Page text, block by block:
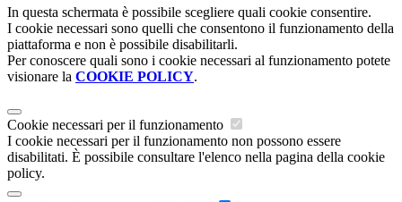
In questa schermata è possibile scegliere quali cookie consentire.
I cookie necessari sono quelli che consentono il funzionamento della
piattaforma e non è possibile disabilitarli.
Per conoscere quali sono i cookie necessari al funzionamento potete
visionare la COOKIE POLICY.
Cookie necessari per il funzionamento
I cookie necessari per il funzionamento non possono essere
disabilitati. È possibile consultare l'elenco nella pagina della cookie
policy.